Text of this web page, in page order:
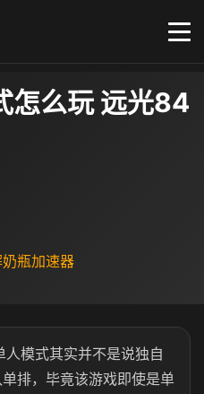
怎么玩 远光84
瓶加速器
模式其实并不是说独自
排，毕竟该游戏即使是单